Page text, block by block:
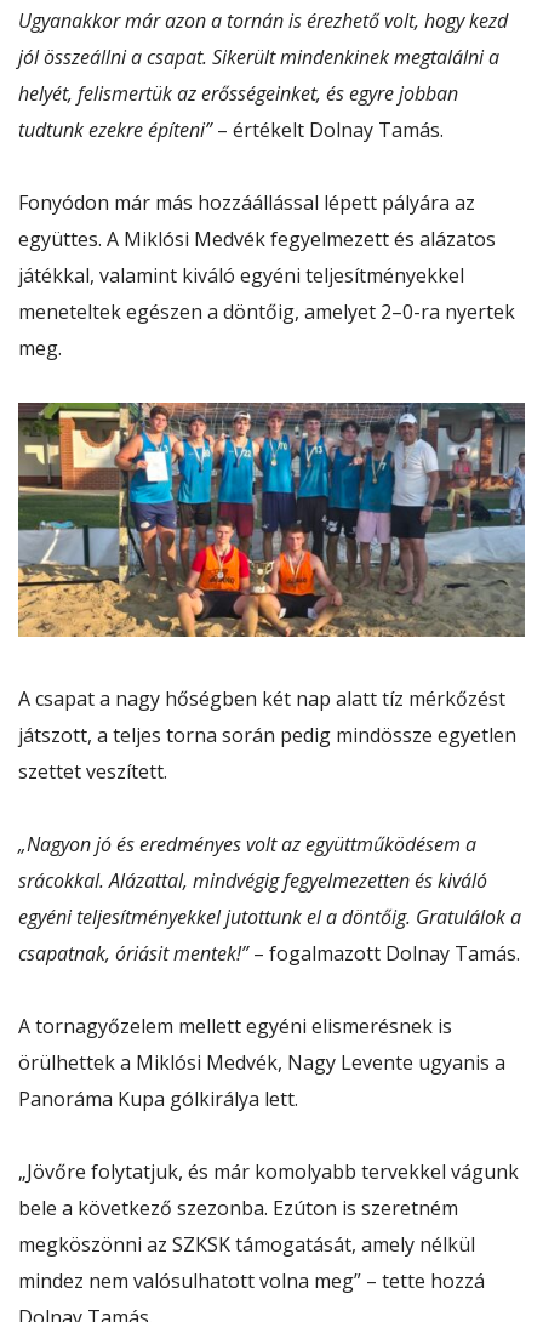
Ugyanakkor már azon a tornán is érezhető volt, hogy kezd
jól összeállni a csapat. Sikerült mindenkinek megtalálni a
helyét, felismertük az erősségeinket, és egyre jobban
tudtunk ezekre építeni”– értékelt Dolnay Tamás.
Fonyódon már más hozzáállással lépett pályára az
együttes. A Miklósi Medvék fegyelmezett és alázatos
játékkal, valamint kiváló egyéni teljesítményekkel
meneteltek egészen a döntőig, amelyet 2–0-ra nyertek
meg.
A csapat a nagy hőségben két nap alatt tíz mérkőzést
játszott, a teljes torna során pedig mindössze egyetlen
szettet veszített.
„Nagyon jó és eredményes volt az együttműködésem a
srácokkal. Alázattal, mindvégig fegyelmezetten és kiváló
egyéni teljesítményekkel jutottunk el a döntőig. Gratulálok a
csapatnak, óriásit mentek!”– fogalmazott Dolnay Tamás.
A tornagyőzelem mellett egyéni elismerésnek is
örülhettek a Miklósi Medvék, Nagy Levente ugyanis a
Panoráma Kupa gólkirálya lett.
„Jövőre folytatjuk, és már komolyabb tervekkel vágunk
bele a következő szezonba. Ezúton is szeretném
megköszönni az SZKSK támogatását, amely nélkül
mindez nem valósulhatott volna meg” – tette hozzá